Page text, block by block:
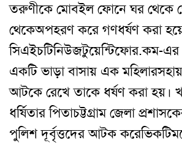
তরুণীকে মোবইল ফোনে ঘর থেকে
থেকেঅপহরণ করে গণধর্ষণ করা
সিএইচটিনিউজটুয়েন্টিফোর.কম-
একটি ভাড়া বাসায় এক মহিলার
আটকে রেখে তাকে ধর্ষণ করা হয়।
ধর্ষিতার পিতাচট্টগ্রাম জেলা
পুলিশ দূর্বৃত্তদের আটক করে